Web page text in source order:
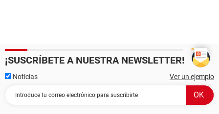
¡SUSCRÍBETE A NUESTRA NEWSLETTER!
Noticias Ver un ejemplo